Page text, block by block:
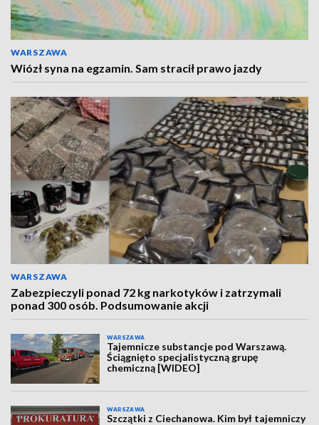
WARSZAWA
Wiózł syna na egzamin. Sam stracił prawo jazdy
WARSZAWA
Zabezpieczyli ponad 72 kg narkotyków i zatrzymali
ponad 300 osób. Podsumowanie akcji
WARSZAWA
Tajemnicze substancje pod Warszawą.
Ściągnięto specjalistyczną grupę
chemiczną [WIDEO]
WARSZAWA
Szczątki z Ciechanowa. Kim był tajemniczy